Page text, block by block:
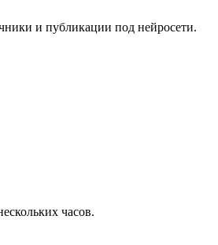
и публикации под нейросети.
часов.